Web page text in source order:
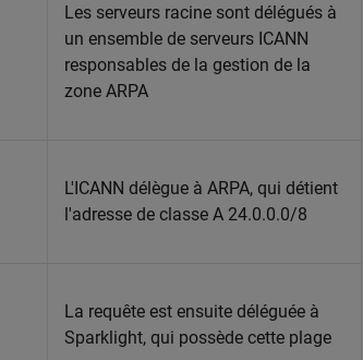
Les serveurs racine sont délégués à
un ensemble de serveurs ICANN
responsables de la gestion de la
zone ARPA
L'ICANN délègue à ARPA, qui détient
l'adresse de classe A 24.0.0.0/8
La requête est ensuite déléguée à
Sparklight, qui possède cette plage